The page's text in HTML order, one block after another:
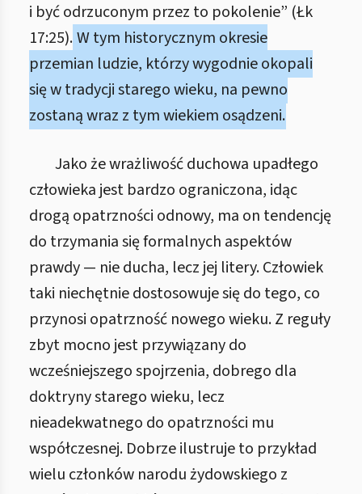
i być odrzuconym przez to pokolenie” (Łk
17:25).W tym historycznym okresie
przemian ludzie, którzy wygodnie okopali
się w tradycji starego wieku, na pewno
zostaną wraz z tym wiekiem osądzeni.
Jako że wrażliwość duchowa upadłego
człowieka jest bardzo ograniczona, idąc
drogą opatrzności odnowy, ma on tendencję
do trzymania się formalnych aspektów
prawdy — nie ducha, lecz jej litery. Człowiek
taki niechętnie dostosowuje się do tego, co
przynosi opatrzność nowego wieku. Z reguły
zbyt mocno jest przywiązany do
wcześniejszego spojrzenia, dobrego dla
doktryny starego wieku, lecz
nieadekwatnego do opatrzności mu
współczesnej. Dobrze ilustruje to przykład
wielu członków narodu żydowskiego z